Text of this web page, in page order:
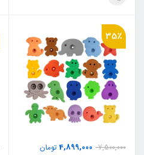
35٪
7,500,000
4,899,000تومان